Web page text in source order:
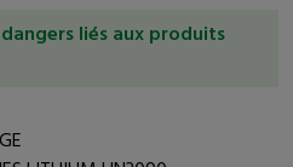
liés aux produits